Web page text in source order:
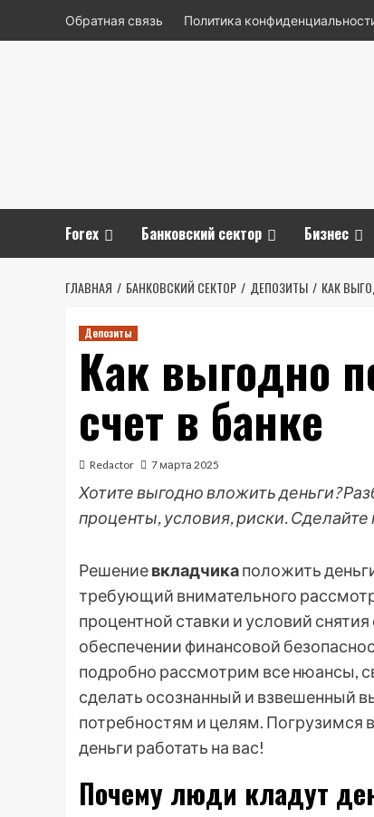
Обратная связь Политика
Forex Банковский сектор Бизнес
ГЛАВНАЯ БАНКОВСКИЙ СЕКТОР ДЕПОЗИТЫ КАК
Депозиты
Как выгодно
счет в банке
Redactor 7 марта 2025
Хотите выгодно вложить деньги?
проценты, условия, риски.
Решениевкладчикаположить
требующий внимательного
процентной ставки и условий
обеспечении финансовой
подробно рассмотрим все нюансы,
сделать осознанный и взвешенный
потребностям и целям. Погрузимся
деньги работать на вас!
Почему люди кладут